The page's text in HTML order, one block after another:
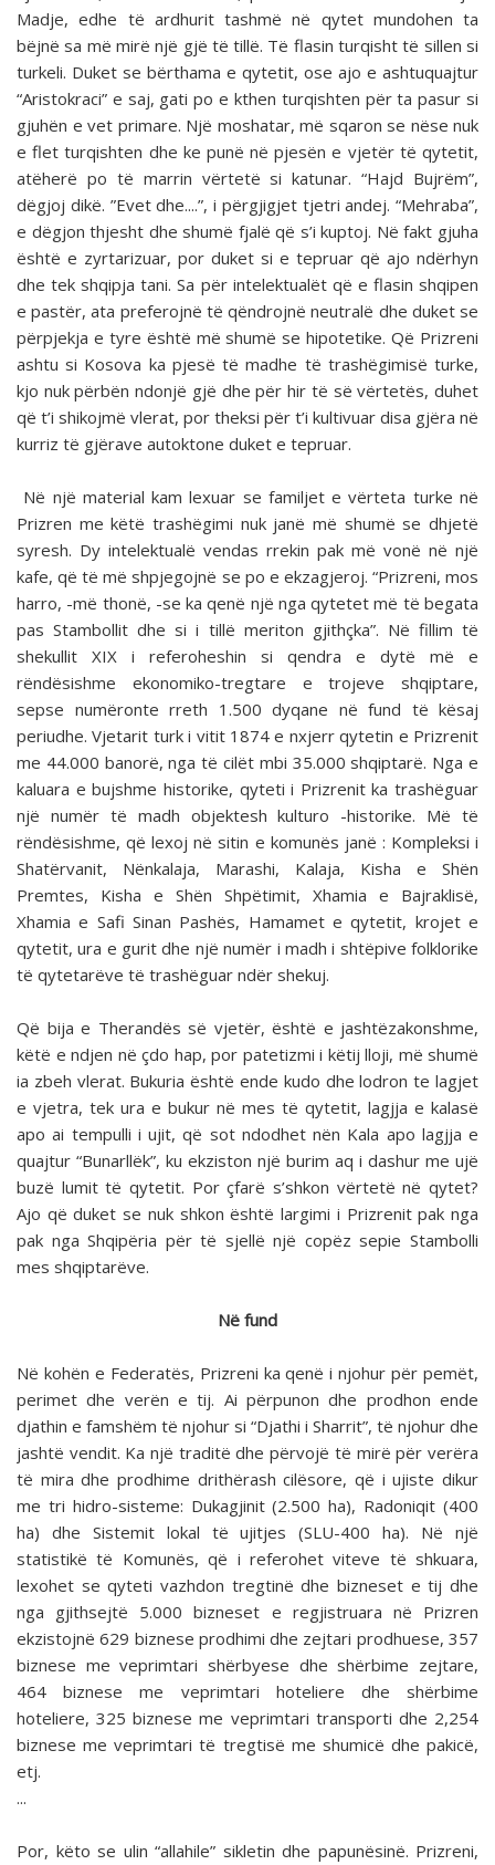
Madje, edhe të ardhurit tashmë në qytet mundohen ta
bëjnë sa më mirë një gjë të tillë. Të flasin turqisht të sillen si
turkeli. Duket se bërthama e qytetit, ose ajo e ashtuquajtur
“Aristokraci” e saj, gati po e kthen turqishten për ta pasur si
gjuhën e vet primare. Një moshatar, më sqaron se nëse nuk
e flet turqishten dhe ke punë në pjesën e vjetër të qytetit,
atëherë po të marrin vërtetë si katunar. “Hajd Bujrëm”,
dëgjoj dikë. ”Evet dhe....”, i përgjigjet tjetri andej. “Mehraba”,
e dëgjon thjesht dhe shumë fjalë që s’i kuptoj. Në fakt gjuha
është e zyrtarizuar, por duket si e tepruar që ajo ndërhyn
dhe tek shqipja tani. Sa për intelektualët që e flasin shqipen
e pastër, ata preferojnë të qëndrojnë neutralë dhe duket se
përpjekja e tyre është më shumë se hipotetike. Që Prizreni
ashtu si Kosova ka pjesë të madhe të trashëgimisë turke,
kjo nuk përbën ndonjë gjë dhe për hir të së vërtetës, duhet
që t’i shikojmë vlerat, por theksi për t’i kultivuar disa gjëra në
kurriz të gjërave autoktone duket e tepruar.
Në një material kam lexuar se familjet e vërteta turke në
Prizren me këtë trashëgimi nuk janë më shumë se dhjetë
syresh. Dy intelektualë vendas rrekin pak më vonë në një
kafe, që të më shpjegojnë se po e ekzagjeroj. “Prizreni, mos
harro, -më thonë, -se ka qenë një nga qytetet më të begata
pas Stambollit dhe si i tillë meriton gjithçka”. Në fillim të
shekullit XIX i referoheshin si qendra e dytë më e
rëndësishme ekonomiko-tregtare e trojeve shqiptare,
sepse numëronte rreth 1.500 dyqane në fund të kësaj
periudhe. Vjetarit turk i vitit 1874 e nxjerr qytetin e Prizrenit
me 44.000 banorë, nga të cilët mbi 35.000 shqiptarë. Nga e
kaluara e bujshme historike, qyteti i Prizrenit ka trashëguar
një numër të madh objektesh kulturo -historike. Më të
rëndësishme, që lexoj në sitin e komunës janë : Kompleksi i
Shatërvanit, Nënkalaja, Marashi, Kalaja, Kisha e Shën
Premtes, Kisha e Shën Shpëtimit, Xhamia e Bajraklisë,
Xhamia e Safi Sinan Pashës, Hamamet e qytetit, krojet e
qytetit, ura e gurit dhe një numër i madh i shtëpive folklorike
të qytetarëve të trashëguar ndër shekuj.
Që bija e Therandës së vjetër, është e jashtëzakonshme,
këtë e ndjen në çdo hap, por patetizmi i këtij lloji, më shumë
ia zbeh vlerat. Bukuria është ende kudo dhe lodron te lagjet
e vjetra, tek ura e bukur në mes të qytetit, lagjja e kalasë
apo ai tempulli i ujit, që sot ndodhet nën Kala apo lagjja e
quajtur “Bunarllëk”, ku ekziston një burim aq i dashur me ujë
buzë lumit të qytetit. Por çfarë s’shkon vërtetë në qytet?
Ajo që duket se nuk shkon është largimi i Prizrenit pak nga
pak nga Shqipëria për të sjellë një copëz sepie Stambolli
mes shqiptarëve.
Në fund
Në kohën e Federatës, Prizreni ka qenë i njohur për pemët,
perimet dhe verën e tij. Ai përpunon dhe prodhon ende
djathin e famshëm të njohur si “Djathi i Sharrit”, të njohur dhe
jashtë vendit. Ka një traditë dhe përvojë të mirë për verëra
të mira dhe prodhime drithërash cilësore, që i ujiste dikur
me tri hidro-sisteme: Dukagjinit (2.500 ha), Radoniqit (400
ha) dhe Sistemit lokal të ujitjes (SLU-400 ha). Në një
statistikë të Komunës, që i referohet viteve të shkuara,
lexohet se qyteti vazhdon tregtinë dhe bizneset e tij dhe
nga gjithsejtë 5.000 bizneset e regjistruara në Prizren
ekzistojnë 629 biznese prodhimi dhe zejtari prodhuese, 357
biznese me veprimtari shërbyese dhe shërbime zejtare,
464 biznese me veprimtari hoteliere dhe shërbime
hoteliere, 325 biznese me veprimtari transporti dhe 2,254
biznese me veprimtari të tregtisë me shumicë dhe pakicë,
etj.
...
Por, këto se ulin “allahile” sikletin dhe papunësinë. Prizreni,